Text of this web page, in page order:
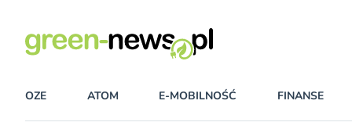
OZE ATOM E-MOBILNOŚĆ FINANSE